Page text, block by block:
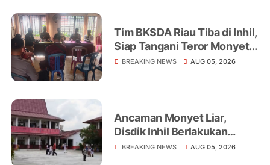
Tim BKSDA Riau Tiba di Inhil,
Siap Tangani Teror Monyet
Liar yang Telah Melukai 18
BREAKING NEWS AUG 05, 2026
Ancaman Monyet Liar,
Disdik Inhil Berlakukan
Belajar dari Rumah di
BREAKING NEWS AUG 05, 2026